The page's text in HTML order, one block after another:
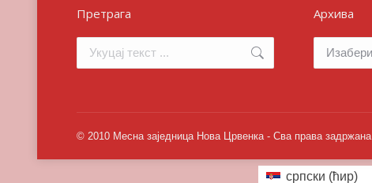
Претрага Архива
© 2010 Месна заједница Нова Црвенка - Сва права задржана
српски (ћир)